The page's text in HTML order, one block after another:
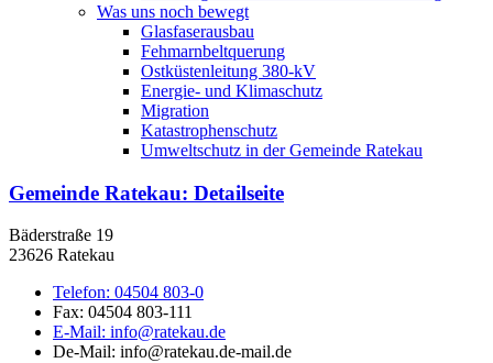
Was uns noch bewegt
Glasfaserausbau
Fehmarnbeltquerung
Ostküstenleitung 380-kV
Energie- und Klimaschutz
Migration
Katastrophenschutz
Umweltschutz in der Gemeinde Ratekau
Gemeinde Ratekau: Detailseite
Bäderstraße 19
23626 Ratekau
Telefon: 04504 803-0
Fax: 04504 803-111
E-Mail: info@ratekau.de
De-Mail: info@ratekau.de-mail.de